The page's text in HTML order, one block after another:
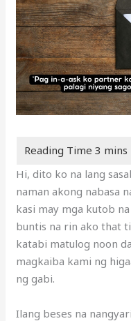
Hi, dito ko na lang
naman akong nabasa
kasi may mga kutob
buntis na rin ako that
katabi matulog noon
magkaiba kami ng
ng gabi.
Ilang beses na